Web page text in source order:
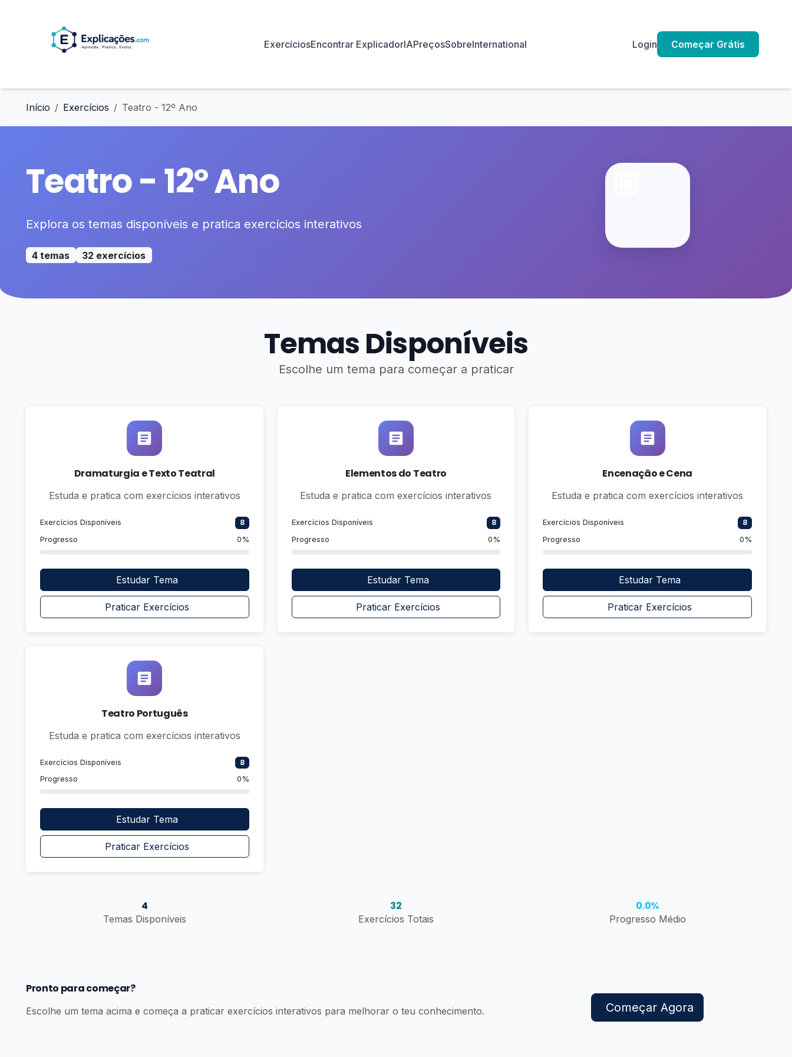
ExercíciosEncontrar ExplicadorIAPreçosSobreInternational Login Começar Grátis
Início Exercícios Teatro - 12º Ano
Teatro - 12º Ano
Explora os temas disponíveis e pratica exercícios interativos
4 temas 32 exercícios
Temas Disponíveis
Escolhe um tema para começar a praticar
Dramaturgia e Texto Teatral
Estuda e pratica com exercícios interativos
Exercícios Disponíveis
8
Progresso
0%
Estudar Tema
Praticar Exercícios
Elementos do Teatro
Estuda e pratica com exercícios interativos
Exercícios Disponíveis
8
Progresso
0%
Estudar Tema
Praticar Exercícios
Encenação e Cena
Estuda e pratica com exercícios interativos
Exercícios Disponíveis
8
Progresso
0%
Estudar Tema
Praticar Exercícios
Teatro Português
Estuda e pratica com exercícios interativos
Exercícios Disponíveis
8
Progresso
0%
Estudar Tema
Praticar Exercícios
4
Temas Disponíveis
32
Exercícios Totais
0.0%
Progresso Médio
Pronto para começar?
Escolhe um tema acima e começa a praticar exercícios interativos para melhorar o teu conhecimento. Começar Agora